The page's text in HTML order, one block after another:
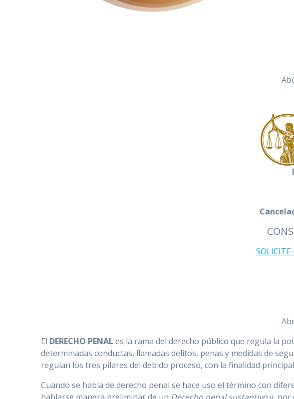
SOLICITE
El DERECHO PENAL es la rama del derecho público que regula la
determinadas conductas, llamadas delitos, penas y medidas de
regulan los tres pilares del debido proceso, con la finalidad
Cuando se habla de derecho penal se hace uso el término con